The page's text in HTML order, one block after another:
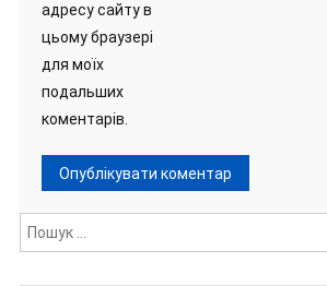
адресу сайту в
цьому браузері
для моїх
подальших
коментарів.